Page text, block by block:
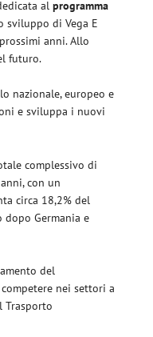
alprogramma
sviluppo di Vega E
anni. Allo
futuro.
nazionale, europeo e
e sviluppa i nuovi
complessivo di
con un
circa 18,2% del
Germania e
del
nei settori a
Trasporto